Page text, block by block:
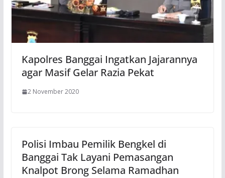
Kapolres Banggai Ingatkan Jajarannya
agar Masif Gelar Razia Pekat
2 November 2020
Polisi Imbau Pemilik Bengkel di
Banggai Tak Layani Pemasangan
Knalpot Brong Selama Ramadhan